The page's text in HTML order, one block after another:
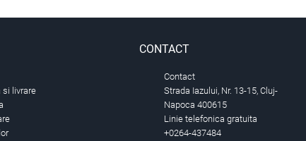
si livrare
CONTACT
Contact
Strada Iazului, Nr. 13-15, Cluj-
Napoca 400615
Linie telefonica gratuita
+0264-437484